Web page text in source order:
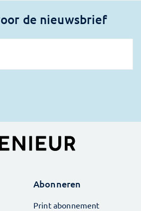
de nieuwsbrief
Abonneren
Print abonnement